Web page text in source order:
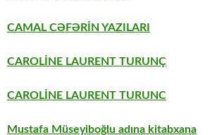
CAMAL CƏFƏRİN YAZILARI
CAROLİNE LAURENT TURUNÇ
CAROLİNE LAURENT TURUNC
Mustafa Müseyiboğlu adına kitabxana